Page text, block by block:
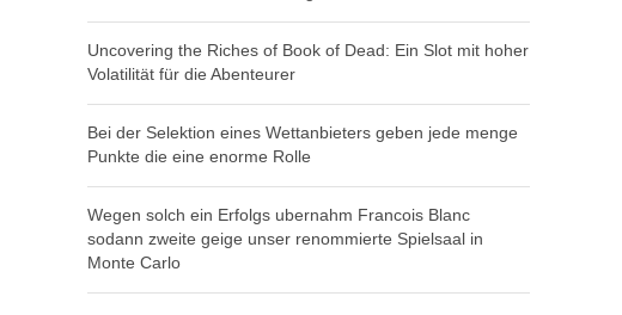
Uncovering the Riches of Book of Dead: Ein Slot mit hoher
Volatilität für die Abenteurer
Bei der Selektion eines Wettanbieters geben jede menge
Punkte die eine enorme Rolle
Wegen solch ein Erfolgs ubernahm Francois Blanc
sodann zweite geige unser renommierte Spielsaal in
Monte Carlo